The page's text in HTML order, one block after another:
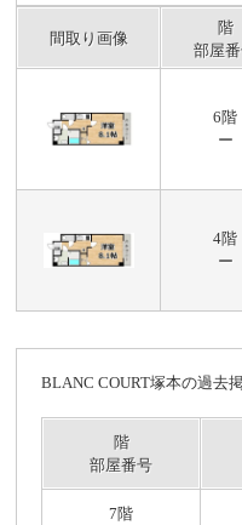
間取り画像
階
部屋
6階
ー
4階
ー
BLANC COURT塚本の過去
階
部屋番号
7階